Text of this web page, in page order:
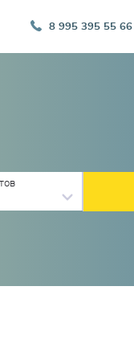
8 995 395 55 66